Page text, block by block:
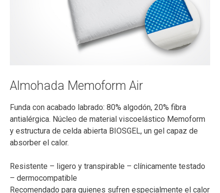
Almohada Memoform Air
Funda con acabado labrado: 80% algodón, 20% fibra
antialérgica. Núcleo de material viscoelástico Memoform
y estructura de celda abierta BIOSGEL, un gel capaz de
absorber el calor.
Resistente – ligero y transpirable – clínicamente testado
– dermocompatible
Recomendado para quienes sufren especialmente el calor